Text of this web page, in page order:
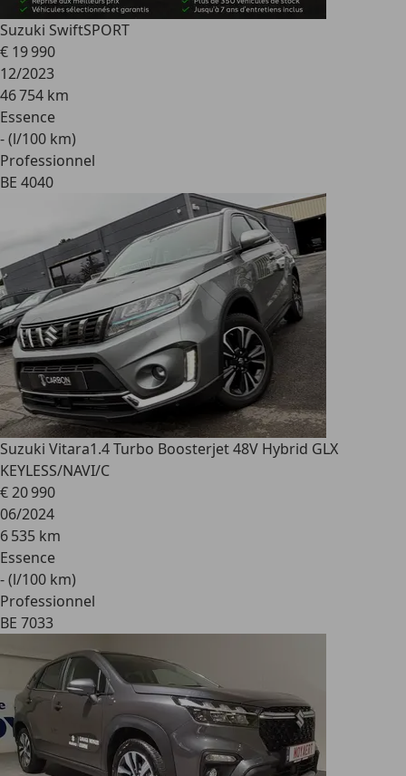
Suzuki SwiftSPORT
€ 19 990
12/2023
46 754 km
Essence
- (l/100 km)
Professionnel
BE 4040
Suzuki Vitara1.4 Turbo Boosterjet 48V Hybrid GLX
KEYLESS/NAVI/C
€ 20 990
06/2024
6 535 km
Essence
- (l/100 km)
Professionnel
BE 7033